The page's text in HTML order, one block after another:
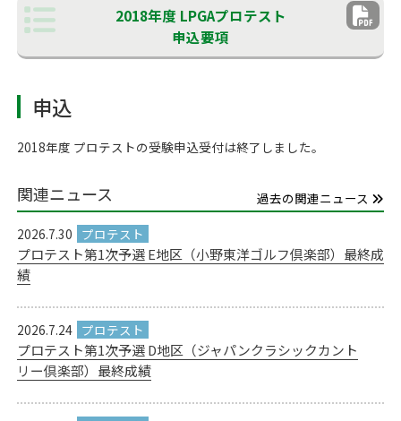
2018年度 LPGAプロテスト
申込要項
申込
2018年度 プロテストの受験申込受付は終了しました。
関連ニュース
過去の関連ニュース
2026.7.30
プロテスト第1次予選 E地区（小野東洋ゴルフ倶楽部）最終成
績
2026.7.24
プロテスト第1次予選 D地区（ジャパンクラシックカント
リー倶楽部）最終成績